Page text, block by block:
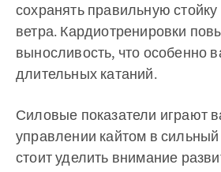
сохранять правильную
ветра. Кардиотренировки
выносливость, что особенно
длительных катаний.
Силовые показатели играют
управлении кайтом в сильный
стоит уделить внимание